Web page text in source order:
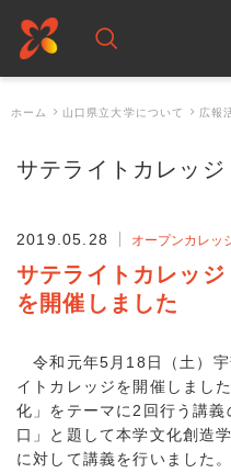
ホーム 山口県立大学について 広報
サテライトカレッジ
2019.05.28 オープンカレッ
サテライトカレッジ
を開催しました
令和元年5月18日（土）宇
イトカレッジを開催しまし
化」をテーマに2回行う講
口」と題して本学文化創造
に対して講義を行いました。